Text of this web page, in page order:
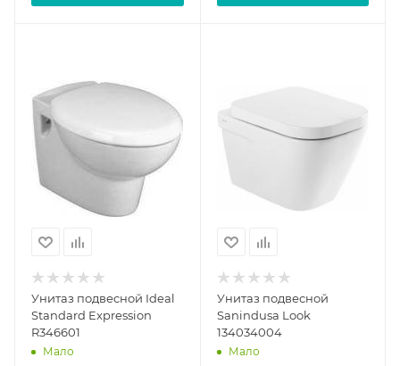
Унитаз подвесной Ideal
Standard Expression
R346601
Мало
Унитаз подвесной
Sanindusa Look
134034004
Мало